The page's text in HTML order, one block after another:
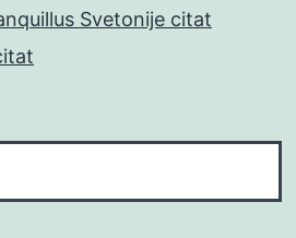
Svetonije citat